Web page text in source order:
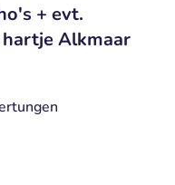
+ evt.
Alkmaar